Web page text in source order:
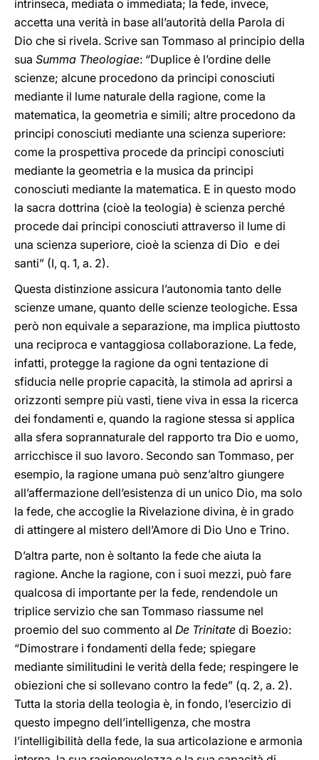
intrinseca, mediata o immediata; la fede, invece,
accetta una verità in base all’autorità della Parola di
Dio che si rivela. Scrive san Tommaso al principio della
sua Summa Theologiae: “Duplice è l’ordine delle
scienze; alcune procedono da principi conosciuti
mediante il lume naturale della ragione, come la
matematica, la geometria e simili; altre procedono da
principi conosciuti mediante una scienza superiore:
come la prospettiva procede da principi conosciuti
mediante la geometria e la musica da principi
conosciuti mediante la matematica. E in questo modo
la sacra dottrina (cioè la teologia) è scienza perché
procede dai principi conosciuti attraverso il lume di
una scienza superiore, cioè la scienza di Dio e dei
santi” (I, q. 1, a. 2).
Questa distinzione assicura l’autonomia tanto delle
scienze umane, quanto delle scienze teologiche. Essa
però non equivale a separazione, ma implica piuttosto
una reciproca e vantaggiosa collaborazione. La fede,
infatti, protegge la ragione da ogni tentazione di
sfiducia nelle proprie capacità, la stimola ad aprirsi a
orizzonti sempre più vasti, tiene viva in essa la ricerca
dei fondamenti e, quando la ragione stessa si applica
alla sfera soprannaturale del rapporto tra Dio e uomo,
arricchisce il suo lavoro. Secondo san Tommaso, per
esempio, la ragione umana può senz’altro giungere
all’affermazione dell’esistenza di un unico Dio, ma solo
la fede, che accoglie la Rivelazione divina, è in grado
di attingere al mistero dell’Amore di Dio Uno e Trino.
D’altra parte, non è soltanto la fede che aiuta la
ragione. Anche la ragione, con i suoi mezzi, può fare
qualcosa di importante per la fede, rendendole un
triplice servizio che san Tommaso riassume nel
proemio del suo commento al De Trinitate di Boezio:
“Dimostrare i fondamenti della fede; spiegare
mediante similitudini le verità della fede; respingere le
obiezioni che si sollevano contro la fede” (q. 2, a. 2).
Tutta la storia della teologia è, in fondo, l’esercizio di
questo impegno dell’intelligenza, che mostra
l’intelligibilità della fede, la sua articolazione e armonia